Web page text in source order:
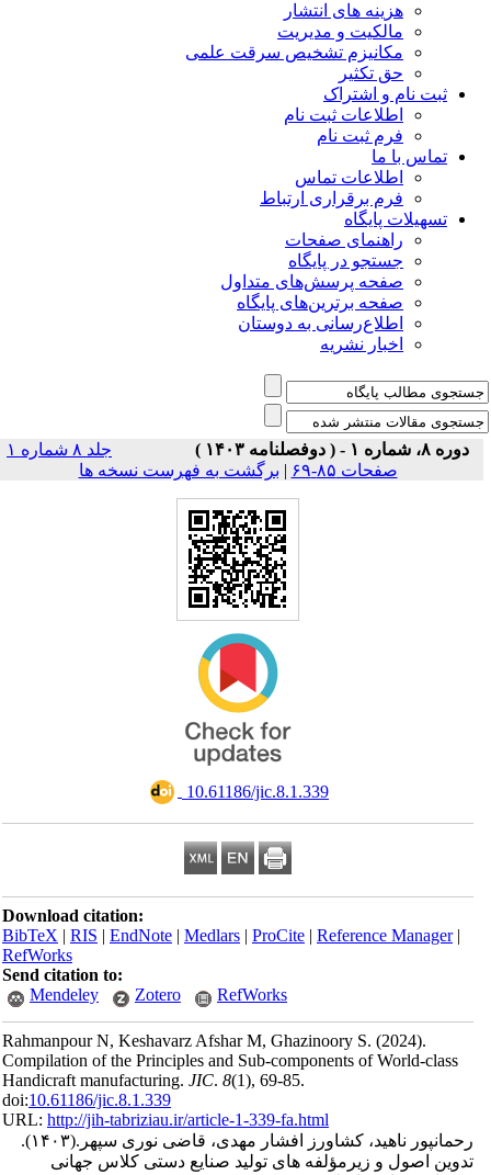
هزینه های انتشار
مالکیت و مدیریت
ﻣﮑﺎﻧﯿﺰم ﺗﺸﺨﯿﺺ ﺳﺮﻗﺖ ﻋﻠﻤﯽ
حق تکثیر
نام و اشتراک
اطلاعات ثبت نام
فرم ثبت نام
با ما
اطلاعات تماس
فرم برقراری ارتباط
پایگاه
راهنمای صفحات
جستجو در پایگاه
صفحه پرسش‌های متداول
صفحه برترین‌های پایگاه
اطلاع‌رسانی به دوستان
اخبار نشریه
جلد ۸ شماره ۱
|برگشت به فهرست نسخه ها
‎ 10.61186/jic.8.1.339
Download citation:
BibTeX|RIS| EndNote| Medlars| ProCite|Reference
RefWorks
Send citation to:
Mendeley
Zotero RefWorks
Rahmanpour N, Keshavarz Afshar M, Ghazinoory S.
Compilation of the Principles and Sub-components of World-
Handicraft manufacturing.JIC.8(1)
doi:10.61186/jic.8.1.339
URL:http://jih-tabriziau.ir/article-1-339-fa.html
ناهید، کشاورز افشار مهدی، قاضی نوری سپهر.
و زیرمؤلفه های تولید صنایع دستی کلاس جهانی